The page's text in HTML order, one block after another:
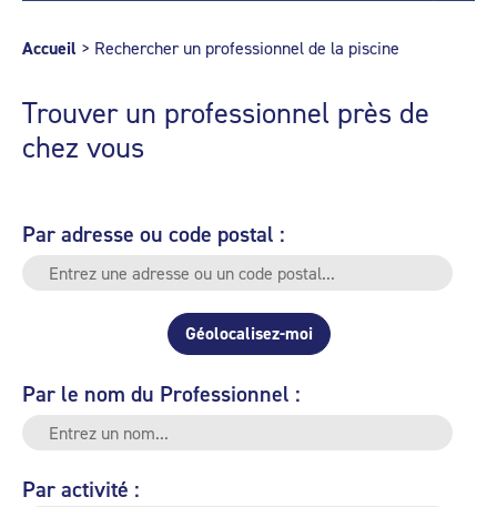
Accueil > Rechercher un professionnel de la piscine
Trouver un professionnel près de
chez vous
Par adresse ou code postal :
Géolocalisez-moi
Par le nom du Professionnel :
Par activité :